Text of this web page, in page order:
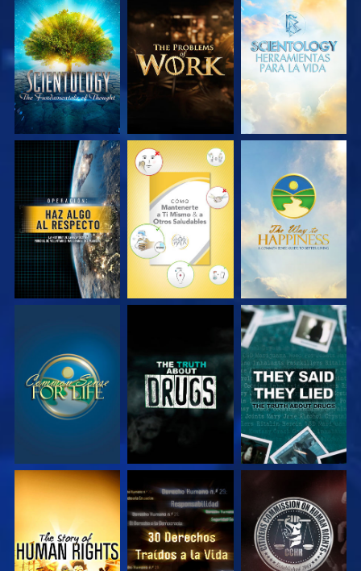
EXPLORA LAS
SERIES
EXPLORA LAS
SERIES
EXPLORA LAS
SERIES
VE VE VE
VE VE
VE VE VE